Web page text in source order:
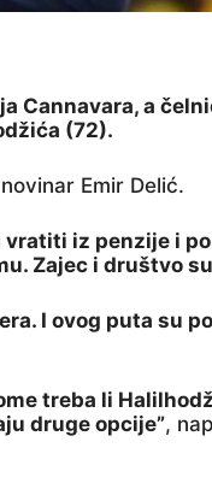
Cannavara, a
(72).
Emir Delić.
vratiti iz penzije i
Zajec i društvo
I ovog puta su
treba li
druge opcije”,